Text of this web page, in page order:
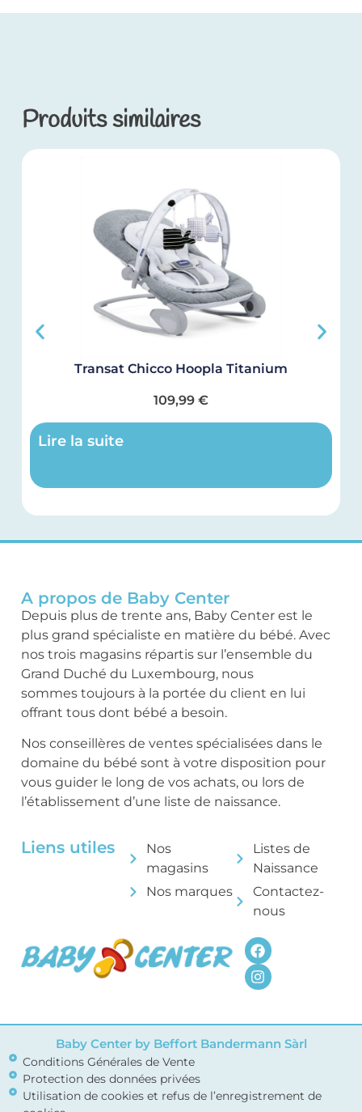
Produits similaires
Transat Chicco Hoopla Titanium
109,99 €
Lire la suite
A propos de Baby Center
Depuis plus de trente ans, Baby Center est le
plus grand spécialiste en matière du bébé. Avec
nos trois magasins répartis sur l’ensemble du
Grand Duché du Luxembourg, nous
sommes toujours à la portée du client en lui
offrant tous dont bébé a besoin.
Nos conseillères de ventes spécialisées dans le
domaine du bébé sont à votre disposition pour
vous guider le long de vos achats, ou lors de
l’établissement d’une liste de naissance.
Liens utiles
Nos
magasins
Nos marques
Listes de
Naissance
Contactez-
nous
Baby Center by Beffort Bandermann Sàrl
Conditions Générales de Vente
Protection des données privées
Utilisation de cookies et refus de l’enregistrement de